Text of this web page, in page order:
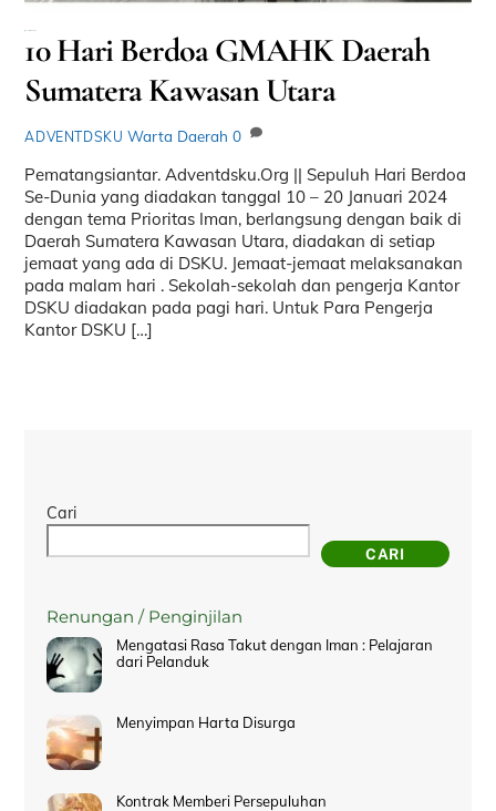
10 Hari Berdoa GMAHK Daerah
Sumatera Kawasan Utara
ADVENTDSKU Warta Daerah 0
Pematangsiantar. Adventdsku.Org || Sepuluh Hari Berdoa
Se-Dunia yang diadakan tanggal 10 – 20 Januari 2024
dengan tema Prioritas Iman, berlangsung dengan baik di
Daerah Sumatera Kawasan Utara, diadakan di setiap
jemaat yang ada di DSKU. Jemaat-jemaat melaksanakan
pada malam hari . Sekolah-sekolah dan pengerja Kantor
DSKU diadakan pada pagi hari. Untuk Para Pengerja
Kantor DSKU […]
Cari
CARI
Renungan / Penginjilan
Mengatasi Rasa Takut dengan Iman : Pelajaran
dari Pelanduk
Menyimpan Harta Disurga
Kontrak Memberi Persepuluhan